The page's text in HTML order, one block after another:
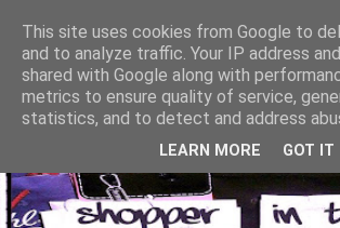
This site uses cookies from Google to
and to analyze traffic. Your IP address
shared with Google along with
metrics to ensure quality of service,
statistics, and to detect and address
LEARN MORE GOT IT